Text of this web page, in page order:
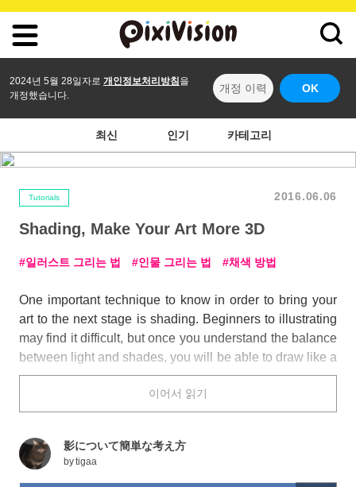
2024년 5월 28일자로 개인정보처리방침 을
개정했습니다.
개정 이력 OK
최신 인기 카테고리
Tutorials 2016.06.06
Shading, Make Your Art More 3D
일러스트 그리는 법 인물 그리는 법 채색 방법
One important technique to know in order to bring your
art to the next stage is shading. Beginners to illustrating
may find it difficult, but once you understand the balance
between light and shades, you will be able to draw like a
professional illustrator. Especially when drawing
characters, we should try to take note of the shades
formed by the hair, skin and etc. This time, we have a
shades to skin and hair. Let’s master the art of shades in
order to bring our illustrations one step further!!
이어서 읽기
影について簡単な考え方
bytigaa